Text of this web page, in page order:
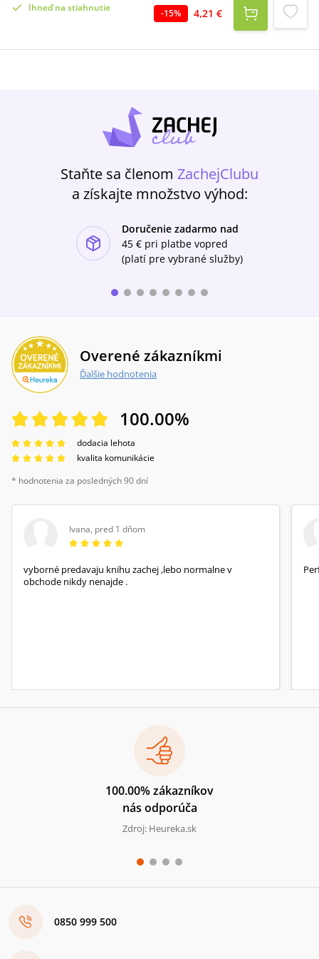
Vrchoviny. Kejklíř Žibřid zaspí schůzku se smrtí.
A Richard z Línavce, pán z Nemanic, chudý jak
nepřátelům z masa a kostí.Ale svět není tak
Ihneď na stiahnutie -15% 4,21 €
Staňte sa členom ZachejClubu
a získajte množstvo výhod:
Doručenie zadarmo nad
45 € pri platbe vopred
(platí pre vybrané služby)
Overené zákazníkmi
Ďalšie hodnotenia
100.00%
dodacia lehota
kvalita komunikácie
* hodnotenia za posledných 90 dní
Ivana, pred 1 dňom
vyborné predavaju knihu zachej ,lebo normalne v
obchode nikdy nenajde .
100.00% zákazníkov
nás odporúča
Zdroj: Heureka.sk
0850 999 500